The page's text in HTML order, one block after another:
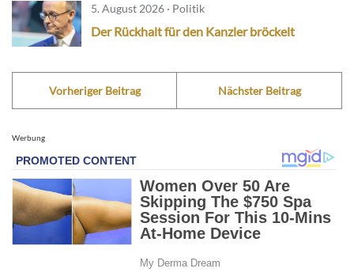
5. August 2026 · Politik
Der Rückhalt für den Kanzler bröckelt
Vorheriger Beitrag Nächster Beitrag
Werbung